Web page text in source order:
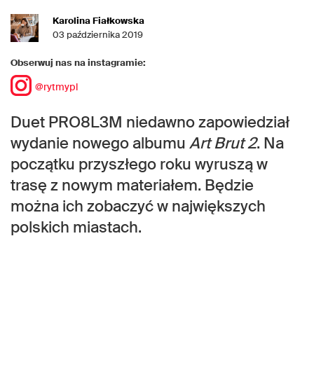
Karolina Fiałkowska
03 października 2019
Obserwuj nas na instagramie:
@rytmypl
Duet PRO8L3M niedawno zapowiedział
wydanie nowego albumu Art Brut 2. Na
początku przyszłego roku wyruszą w
trasę z nowym materiałem. Będzie
można ich zobaczyć w największych
polskich miastach.